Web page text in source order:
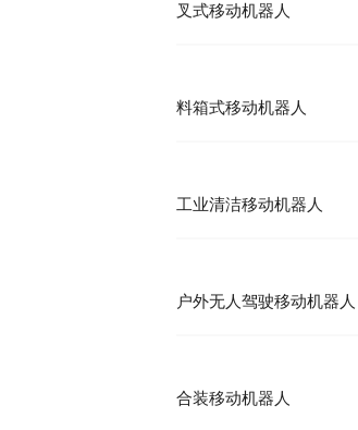
叉式移动机器人
料箱式移动机器人
工业清洁移动机器人
户外无人驾驶移动机器人
合装移动机器人